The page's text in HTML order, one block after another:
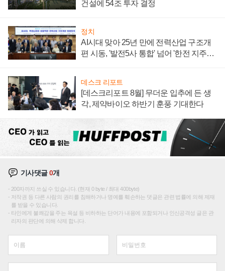
건설에 54조 투자 결정
정치
AI시대 맞아 25년 만에 전력산업 구조개
편 시동, '발전5사 통합' 넘어 '한전 지주사'
데스크 리포트
[데스크리포트 8월] 무더운 입추에 든 생
각, 제약바이오 하반기 훈풍 기대한다
기사댓글0개
200자까지 쓰실 수 있습니다. (현재 0 byte / 최대 400byte)
저작권 등 다른 사람의 권리를 침해하거나 명예를 훼손하는 댓글은 관련 법률에 의해 제재
를 받을 수 있습니다.
타인에게 불쾌감을 주는 욕설 등 비하하는 단어가 내용에 포함되거나 인신공격성 글은 관
리자의 판단에 의해 삭제 합니다.